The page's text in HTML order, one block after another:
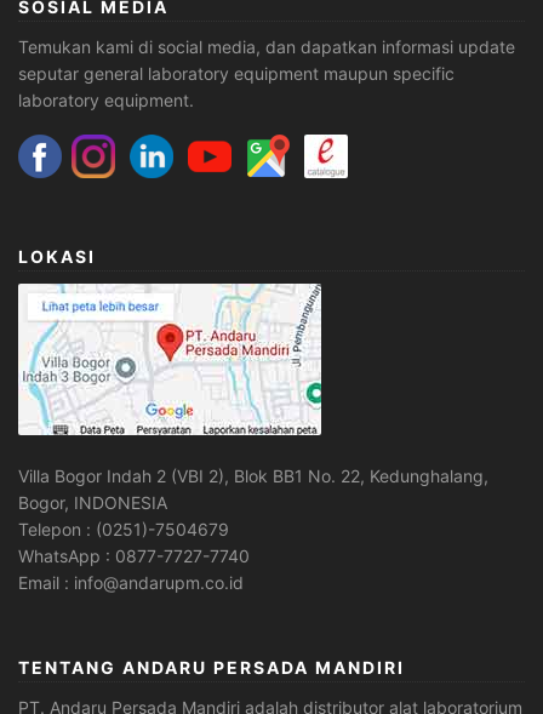
SOSIAL MEDIA
Temukan kami di social media, dan dapatkan informasi update
seputar general laboratory equipment maupun specific
laboratory equipment.
LOKASI
Villa Bogor Indah 2 (VBI 2), Blok BB1 No. 22, Kedunghalang,
Bogor, INDONESIA
Telepon : (0251)-7504679
WhatsApp : 0877-7727-7740
Email : info@andarupm.co.id
TENTANG ANDARU PERSADA MANDIRI
PT. Andaru Persada Mandiri adalah distributor alat laboratorium